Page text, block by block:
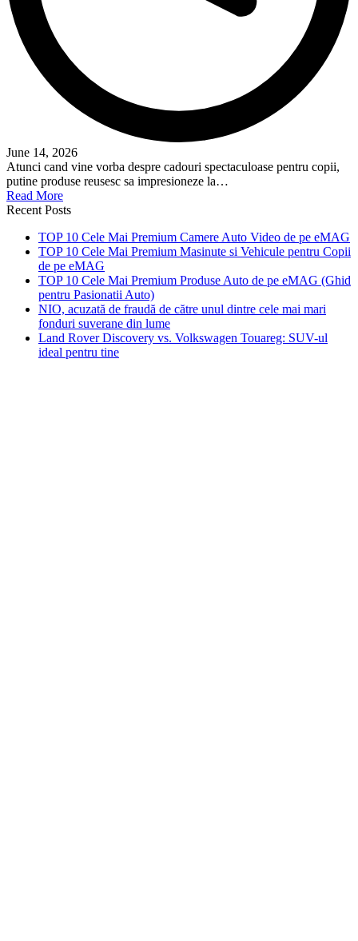
June 14, 2026
Atunci cand vine vorba despre cadouri spectaculoase pentru copii,
putine produse reusesc sa impresioneze la…
Read More
Recent Posts
TOP 10 Cele Mai Premium Camere Auto Video de pe eMAG
TOP 10 Cele Mai Premium Masinute si Vehicule pentru Copii
de pe eMAG
TOP 10 Cele Mai Premium Produse Auto de pe eMAG (Ghid
pentru Pasionatii Auto)
NIO, acuzată de fraudă de către unul dintre cele mai mari
fonduri suverane din lume
Land Rover Discovery vs. Volkswagen Touareg: SUV-ul
ideal pentru tine